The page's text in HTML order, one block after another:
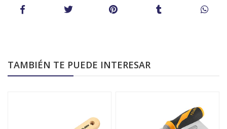
TAMBIÉN TE PUEDE INTERESAR